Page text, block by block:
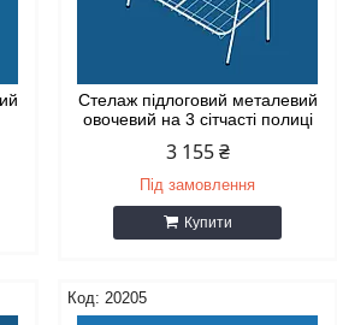
Стелаж підлоговий металевий
овочевий на 3 сітчасті полиці
3 155 ₴
Під замовлення
Купити
20205